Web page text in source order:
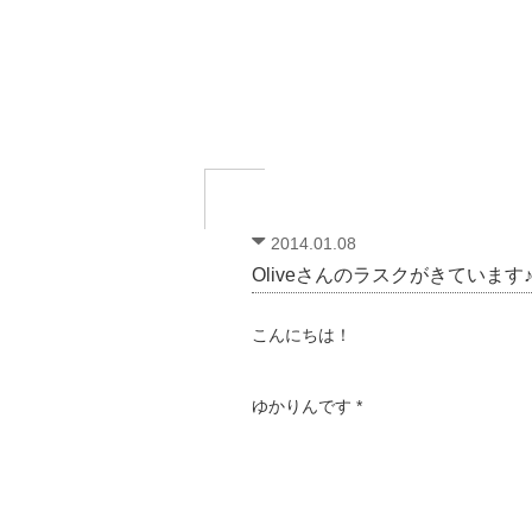
2014.01.08
Oliveさんのラスクがきています
こんにちは！
ゆかりんです *